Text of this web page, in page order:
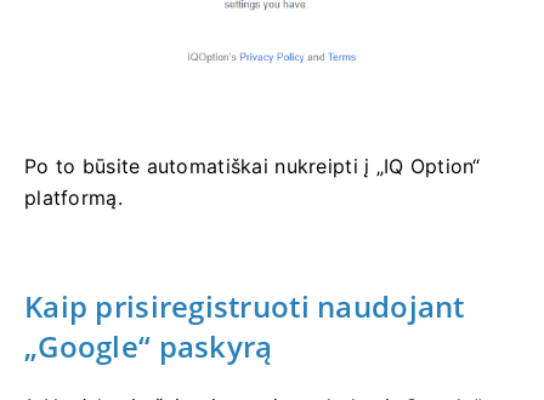
Po to būsite automatiškai nukreipti į „IQ Option“
platformą.
Kaip prisiregistruoti naudojant
„Google“ paskyrą